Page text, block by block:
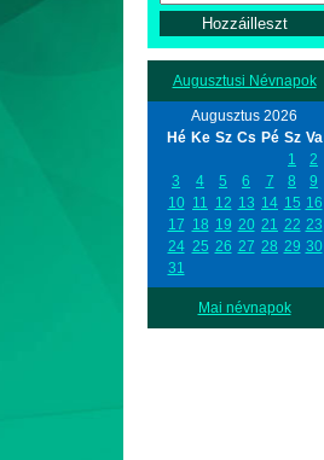
Augusztusi Névnapok
Augusztus 2026
Hé Ke Sz Cs Pé Sz Va
1
2
3
4 5 6 7 8
9
10 11 12 13 14 15 16
17 18 19 20 21 22 23
24 25 26 27 28 29 30
31
Mai névnapok